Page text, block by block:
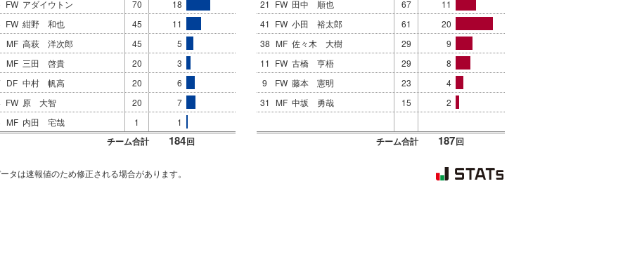
FW アダイウトン 70
18
FW 紺野 和也 45
11
MF 高萩 洋次郎 45
5
MF 三田 啓貴 20
3
DF 中村 帆高 20
6
FW 原 大智 20
7
MF 内田 宅哉 1 1
チーム合計 184回
21 FW 田中 順也 67
11
41 FW 小田 裕太郎 61
20
38 MF 佐々木 大樹 29
9
11 FW 古橋 亨梧 29
8
9
FW 藤本 憲明 23
4
31
MF 中坂 勇哉 15 2
チーム合計 187回
タは速報値のため修正される場合があります。